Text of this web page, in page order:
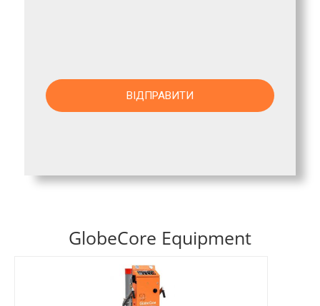
GlobeCore Equipment